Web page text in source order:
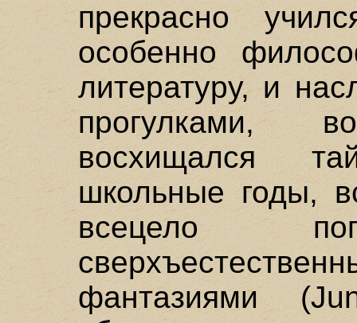
прекрасно
особенно
литературу, и
прогулками,
восхищался
школьные годы,
всецело
фантазиями